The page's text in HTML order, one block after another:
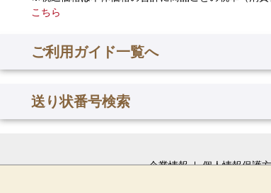
こちら
ご利用ガイド一覧へ
送り状番号検索
企業情報 個人情報保護